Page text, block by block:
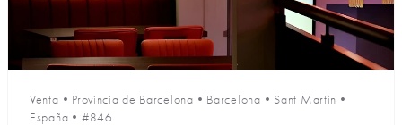
Venta • Provincia de Barcelona • Barcelona • Sant Martín •
España • #846